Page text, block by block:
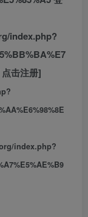
index.php?
击注册]
index.php?